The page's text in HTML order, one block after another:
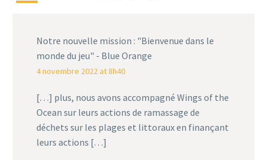
Notre nouvelle mission : "Bienvenue dans le
monde du jeu" - Blue Orange
4 novembre 2022 at 8h40
[…] plus, nous avons accompagné Wings of the
Ocean sur leurs actions de ramassage de
déchets sur les plages et littoraux en finançant
leurs actions […]